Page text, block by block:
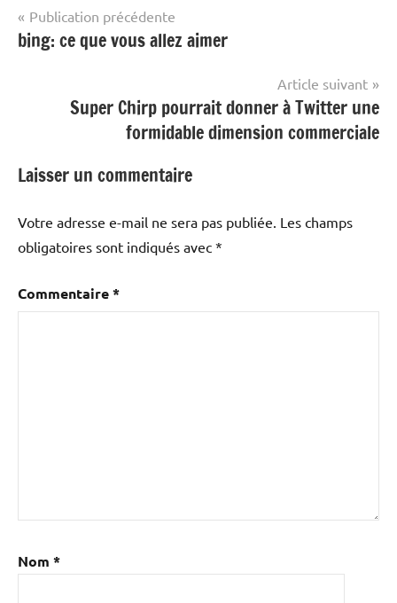
Navigation
de
Publication précédente
bing: ce que vous allez aimer
Article suivant
Super Chirp pourrait donner à Twitter une
formidable dimension commerciale
Laisser un commentaire
Votre adresse e-mail ne sera pas publiée. Les champs
obligatoires sont indiqués avec *
Commentaire*
Nom *